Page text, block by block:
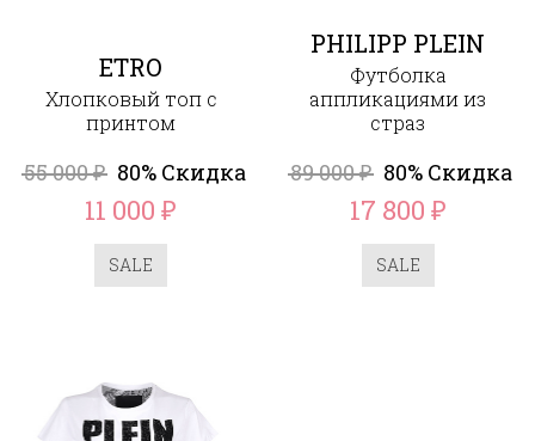
ETRO
Хлопковый топ с
принтом
55 000₽ 80% Скидка
11 000₽
SALE
PHILIPP PLEIN
Футболка
аппликациями из
страз
89 000₽ 80% Скидка
17 800 ₽
SALE